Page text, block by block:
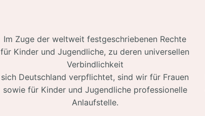
Im Zuge der weltweit festgeschriebenen Rechte
für Kinder und Jugendliche, zu deren universellen
Verbindlichkeit
sich Deutschland verpflichtet, sind wir für Frauen
sowie für Kinder und Jugendliche professionelle
Anlaufstelle.